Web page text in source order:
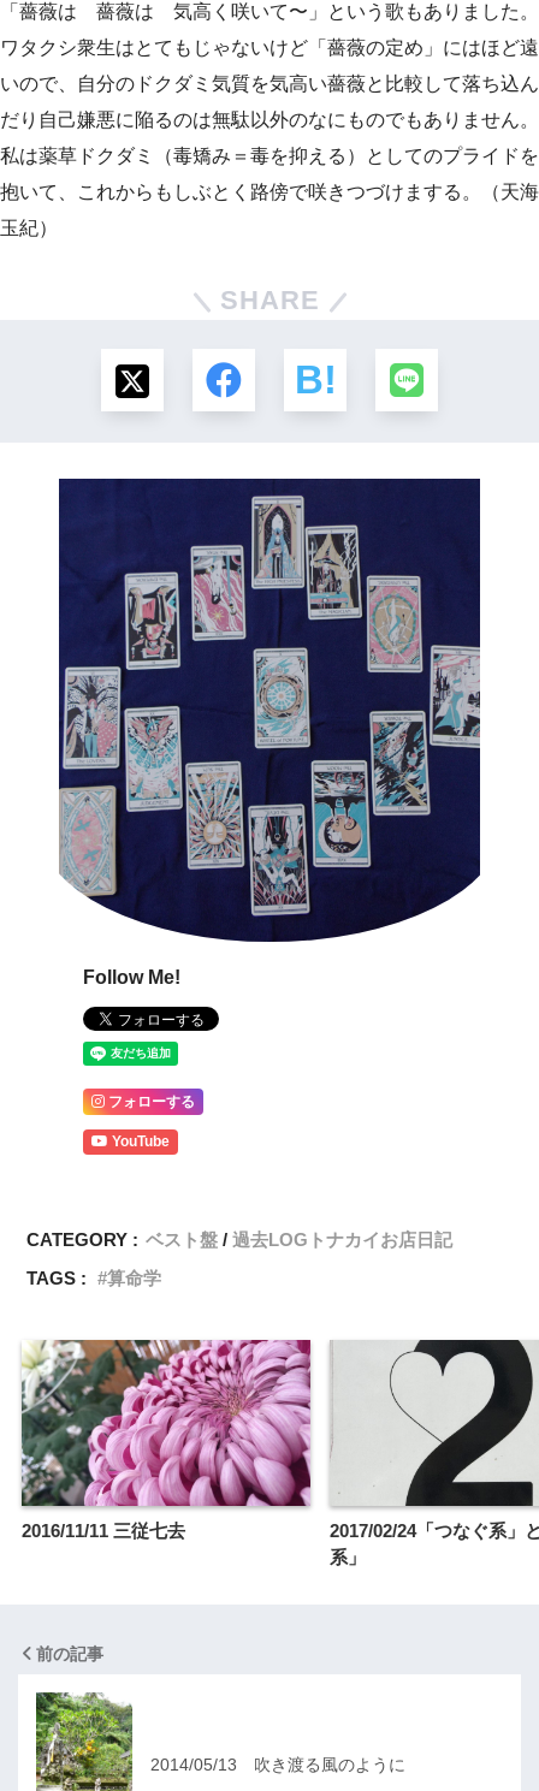
「薔薇は 薔薇は 気高く咲いて〜」という歌もありました。
ワタクシ衆生はとてもじゃないけど「薔薇の定め」にはほど遠
いので、自分のドクダミ気質を気高い薔薇と比較して落ち込ん
だり自己嫌悪に陥るのは無駄以外のなにものでもありません。
私は薬草ドクダミ（毒矯み＝毒を抑える）としてのプライドを
抱いて、これからもしぶとく路傍で咲きつづけまする。（天海
玉紀）
SHARE
Follow Me!
フォローする
YouTube
CATEGORY : ベスト盤
過去LOGトナカイお店日記
TAGS :
算命学
2016/11/11 三従七去
2017/02/24「つなぐ系」
系」
前の記事
2014/05/13 吹き渡る風のように